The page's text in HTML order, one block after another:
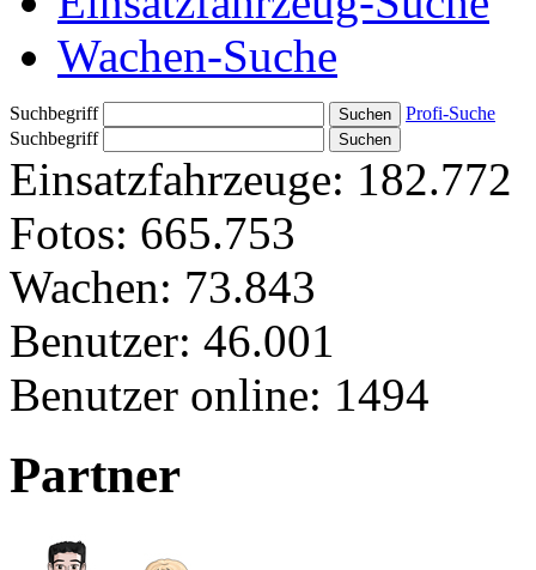
Wachen-Suche
Suchbegriff
Profi-Suche
Suchbegriff
Einsatzfahrzeuge: 182.772
Fotos: 665.753
Wachen: 73.843
Benutzer: 46.001
Benutzer online: 1494
Partner